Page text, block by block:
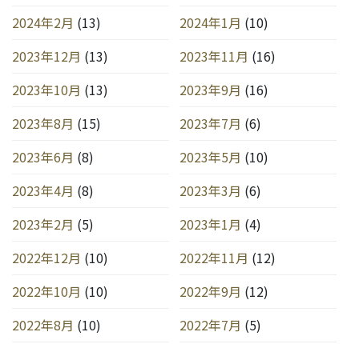
2024年2月 (13) 2024年1月 (10)
2023年12月 (13) 2023年11月 (16)
2023年10月 (13) 2023年9月 (16)
2023年8月 (15) 2023年7月 (6)
2023年6月 (8) 2023年5月 (10)
2023年4月 (8) 2023年3月 (6)
2023年2月 (5) 2023年1月 (4)
2022年12月 (10) 2022年11月 (12)
2022年10月 (10) 2022年9月 (12)
2022年8月 (10) 2022年7月 (5)